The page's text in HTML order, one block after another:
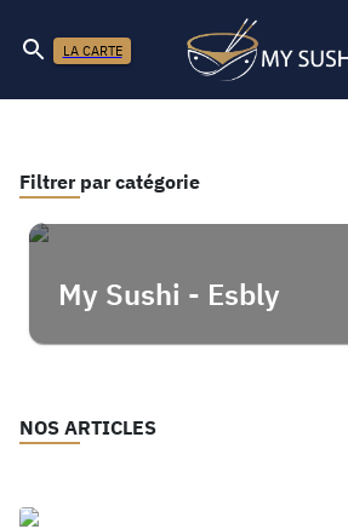
LA CARTE
Filtrer par catégorie
My Sushi - Esbly
NOS ARTICLES